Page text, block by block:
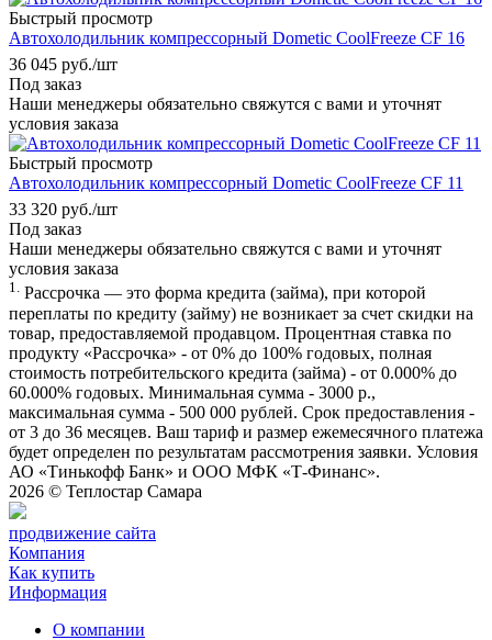
Быстрый просмотр
Автохолодильник компрессорный Dometic CoolFreeze CF 16
36 045 руб./шт
Под заказ
Наши менеджеры обязательно свяжутся с вами и уточнят
условия заказа
Быстрый просмотр
Автохолодильник компрессорный Dometic CoolFreeze CF 11
33 320 руб./шт
Под заказ
Наши менеджеры обязательно свяжутся с вами и уточнят
условия заказа
1. Рассрочка — это форма кредита (займа), при которой
переплаты по кредиту (займу) не возникает за счет скидки на
товар, предоставляемой продавцом. Процентная ставка по
продукту «Рассрочка» - от 0% до 100% годовых, полная
стоимость потребительского кредита (займа) - от 0.000% до
60.000% годовых. Минимальная сумма - 3000 р.,
максимальная сумма - 500 000 рублей. Срок предоставления -
от 3 до 36 месяцев. Ваш тариф и размер ежемесячного платежа
будет определен по результатам рассмотрения заявки. Условия
АО «Тинькофф Банк» и ООО МФК «Т-Финанс».
2026 © Теплостар Самара
продвижение сайта
Компания
Как купить
Информация
О компании